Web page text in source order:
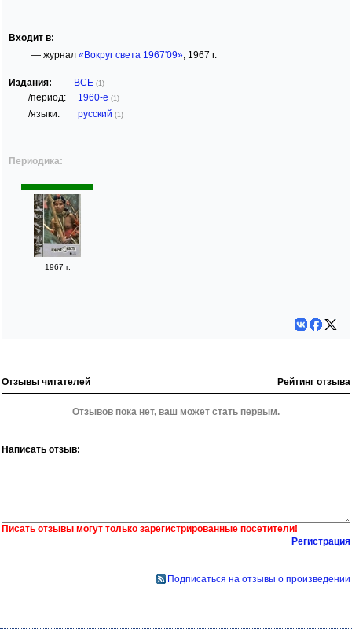
Входит в:
— журнал «Вокруг света 1967'09», 1967 г.
Издания: ВСЕ (1)
/период: 1960-е (1)
/языки: русский (1)
Периодика:
1967 г.
Отзывы читателей Рейтинг отзыва
Отзывов пока нет, ваш может стать первым.
Написать отзыв:
Писать отзывы могут только зарегистрированные посетители!
Регистрация
Подписаться на отзывы о произведении